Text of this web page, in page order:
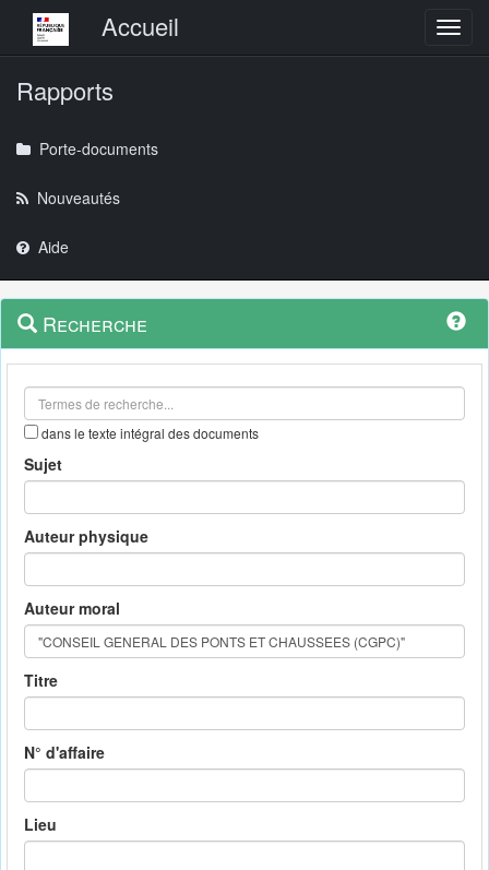
Menu principalAccueil
Rapports
Porte-documents
Nouveautés
Aide
Navigation
outils
Menu
contextuel
Recherche
dans le texte intégral des documents
Sujet
Auteur physique
Auteur moral
Titre
N° d'affaire
Lieu